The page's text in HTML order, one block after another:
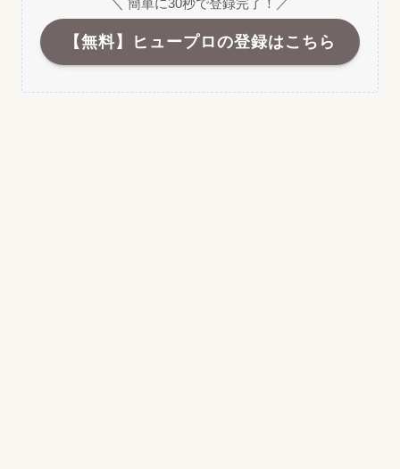
＼ 簡単に30秒で登録完了！／
【無料】ヒュープロの登録はこちら